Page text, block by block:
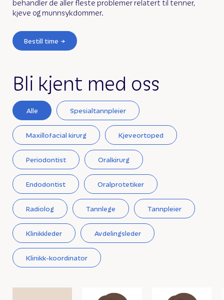
behandler de aller fleste problemer relatert til tenner,
kjeve og munnsykdommer.
Bestill time
Bli kjent med oss
Alle Spesialtannpleier
Maxillofacial kirurg Kjeveortoped
Periodontist Oralkirurg
Endodontist Oralprotetiker
Radiolog Tannlege Tannpleier
Klinikkleder Avdelingsleder
Klinikk-koordinator